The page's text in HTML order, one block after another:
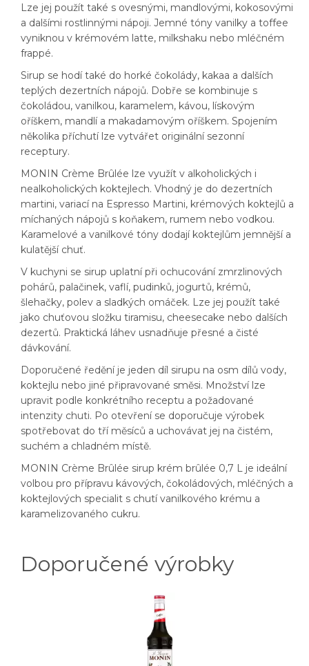
Lze jej použít také s ovesnými, mandlovými, kokosovými
a dalšími rostlinnými nápoji. Jemné tóny vanilky a toffee
vyniknou v krémovém latte, milkshaku nebo mléčném
frappé.
Sirup se hodí také do horké čokolády, kakaa a dalších
teplých dezertních nápojů. Dobře se kombinuje s
čokoládou, vanilkou, karamelem, kávou, lískovým
oříškem, mandlí a makadamovým oříškem. Spojením
několika příchutí lze vytvářet originální sezonní
receptury.
MONIN Crème Brûlée lze využít v alkoholických i
nealkoholických koktejlech. Vhodný je do dezertních
martini, variací na Espresso Martini, krémových koktejlů a
míchaných nápojů s koňakem, rumem nebo vodkou.
Karamelové a vanilkové tóny dodají koktejlům jemnější a
kulatější chuť.
V kuchyni se sirup uplatní při ochucování zmrzlinových
pohárů, palačinek, vaflí, pudinků, jogurtů, krémů,
šlehačky, polev a sladkých omáček. Lze jej použít také
jako chuťovou složku tiramisu, cheesecake nebo dalších
dezertů. Praktická láhev usnadňuje přesné a čisté
dávkování.
Doporučené ředění je jeden díl sirupu na osm dílů vody,
koktejlu nebo jiné připravované směsi. Množství lze
upravit podle konkrétního receptu a požadované
intenzity chuti. Po otevření se doporučuje výrobek
spotřebovat do tří měsíců a uchovávat jej na čistém,
suchém a chladném místě.
MONIN Crème Brûlée sirup krém brûlée 0,7 L je ideální
volbou pro přípravu kávových, čokoládových, mléčných a
koktejlových specialit s chutí vanilkového krému a
karamelizovaného cukru.
Doporučené výrobky